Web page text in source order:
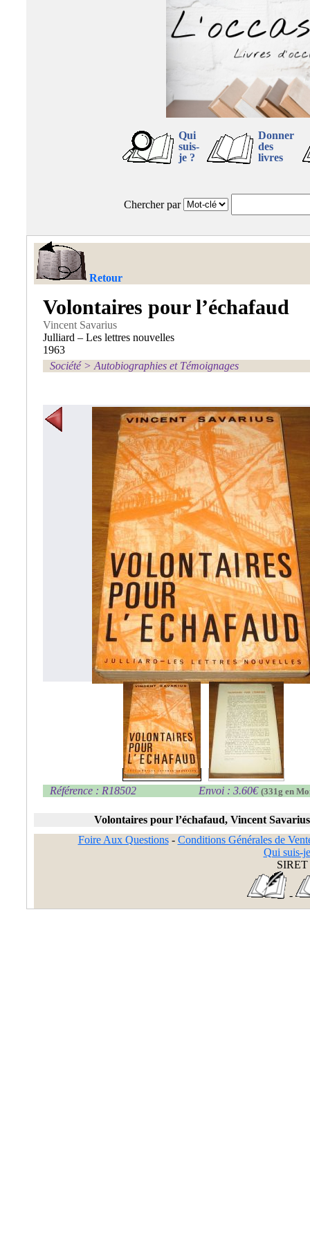
Qui
suis-
je ?
Donner
des
livres
Chercher par
Retour
Volontaires pour l’échafaud
Vincent Savarius
Julliard – Les lettres nouvelles
1963
Société> Autobiographies et Témoignages
Référence : R18502 Envoi : 3.60€ (331g en
Volontaires pour l’échafaud, Vincent Savarius
Foire Aux Questions- Conditions Générales de
Qui suis-
SIRET
-